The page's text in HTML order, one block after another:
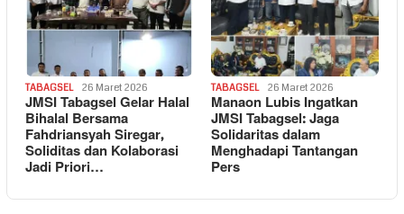
TABAGSEL 26 Maret 2026
JMSI Tabagsel Gelar Halal
Bihalal Bersama
Fahdriansyah Siregar,
Soliditas dan Kolaborasi
Jadi Priori…
TABAGSEL 26 Maret 2026
Manaon Lubis Ingatkan
JMSI Tabagsel: Jaga
Solidaritas dalam
Menghadapi Tantangan
Pers